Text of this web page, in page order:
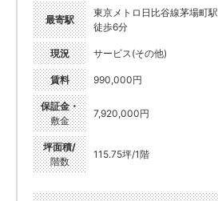
最寄駅
東京メトロ日比谷線茅場町駅
徒歩6分
現況 サービス(その他)
賃料 990,000円
保証金・
敷金
7,920,000円
坪面積/
階数
115.75坪/1階